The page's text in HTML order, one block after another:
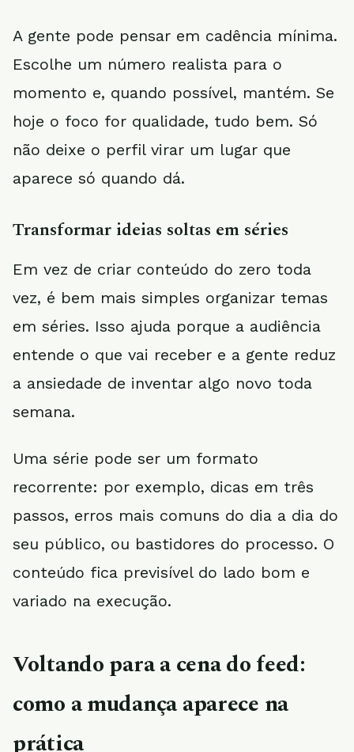
A gente pode pensar em cadência mínima.
Escolhe um número realista para o
momento e, quando possível, mantém. Se
hoje o foco for qualidade, tudo bem. Só
não deixe o perfil virar um lugar que
aparece só quando dá.
Transformar ideias soltas em séries
Em vez de criar conteúdo do zero toda
vez, é bem mais simples organizar temas
em séries. Isso ajuda porque a audiência
entende o que vai receber e a gente reduz
a ansiedade de inventar algo novo toda
semana.
Uma série pode ser um formato
recorrente: por exemplo, dicas em três
passos, erros mais comuns do dia a dia do
seu público, ou bastidores do processo. O
conteúdo fica previsível do lado bom e
variado na execução.
Voltando para a cena do feed:
como a mudança aparece na
prática